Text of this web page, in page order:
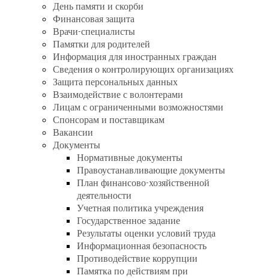
День памяти и скорби
Финансовая защита
Врачи-специалисты
Памятки для родителей
Информация для иностранных граждан
Сведения о контролирующих организациях
Защита персональных данных
Взаимодействие с волонтерами
Лицам с ограниченными возможностями
Спонсорам и поставщикам
Вакансии
Документы
Нормативные документы
Правоустанавливающие документы
План финансово-хозяйственной
деятельности
Учетная политика учреждения
Государственное задание
Результаты оценки условий труда
Информационная безопасность
Противодействие коррупции
Памятка по действиям при